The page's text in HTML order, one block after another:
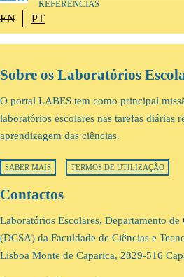
REFERÊNCIAS
EN PT
Sobre os Laboratórios
O portal LABES tem como principal
laboratórios escolares nas tarefas diárias
aprendizagem das ciências.
SABER MAIS TERMOS DE UTILIZAÇÃO
Contactos
Laboratórios Escolares, Departamento
(DCSA) da Faculdade de Ciências e
Lisboa Monte de Caparica, 2829-516